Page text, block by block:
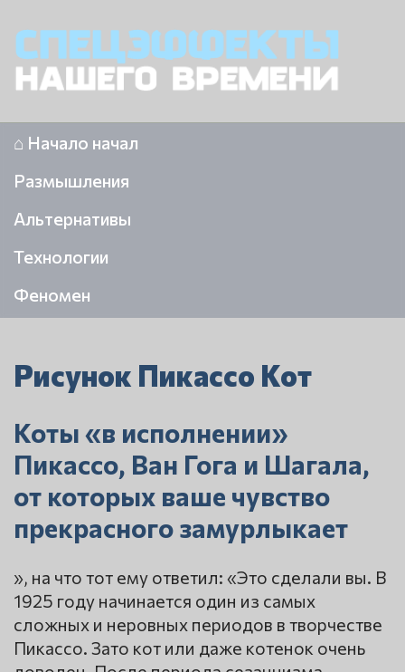
⌂ Начало начал
Размышления
Альтернативы
Технологии
Феномен
Рисунок Пикассо Кот
Коты «в исполнении»
Пикассо, Ван Гога и Шагала,
от которых ваше чувство
прекрасного замурлыкает
», на что тот ему ответил: «Это сделали вы. В
1925 году начинается один из самых
сложных и неровных периодов в творчестве
Пикассо. Зато кот или даже котенок очень